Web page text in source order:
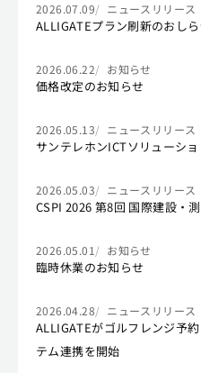
2026.07.09 ニュースリリース
ALLIGATEプラン刷新のおし
2026.06.22 お知らせ
価格改定のお知らせ
2026.05.13 ニュースリリース
サンテレホンICTソリューシ
2026.05.03 ニュースリリース
CSPI 2026 第8回 国際建設・
2026.05.01 お知らせ
臨時休業のお知らせ
2026.04.28 ニュースリリース
ALLIGATEがゴルフレンジ予
テム連携を開始